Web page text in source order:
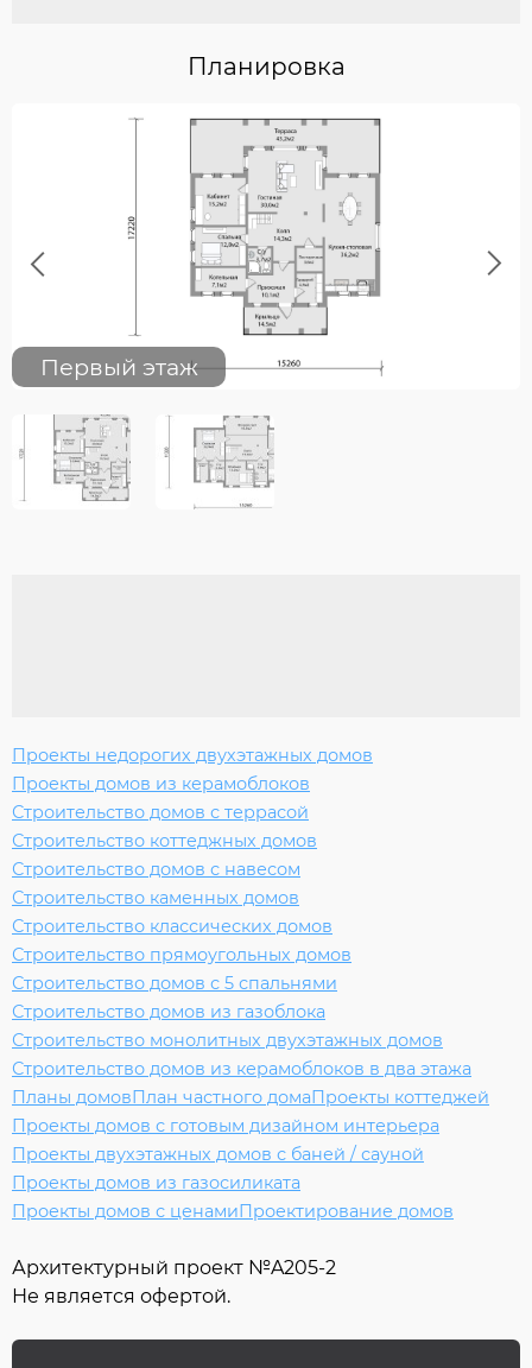
Планировка
Previous
Первый этаж
Next
Проекты недорогих двухэтажных домов
Проекты домов из керамоблоков
Строительство домов с террасой
Строительство коттеджных домов
Строительство домов с навесом
Строительство каменных домов
Строительство классических домов
Строительство прямоугольных домов
Строительство домов с 5 спальнями
Строительство домов из газоблока
Строительство монолитных двухэтажных домов
Строительство домов из керамоблоков в два этажа
Планы домовПлан частного домаПроекты коттеджей
Проекты домов с готовым дизайном интерьера
Проекты двухэтажных домов с баней / сауной
Проекты домов из газосиликата
Проекты домов с ценамиПроектирование домов
Архитектурный проект №A205-2
Не является офертой.